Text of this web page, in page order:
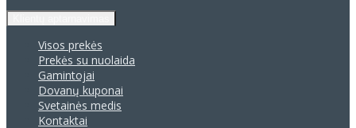
Visos prekės
Prekės su nuolaida
Gamintojai
Dovanų kuponai
Svetainės medis
Kontaktai